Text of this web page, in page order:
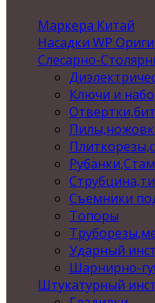
Маркера Китай
Насадки WP
Слесарно-
Ключи и
Съемники
Топоры
Ударный
Шарнирно-
Штукатурный